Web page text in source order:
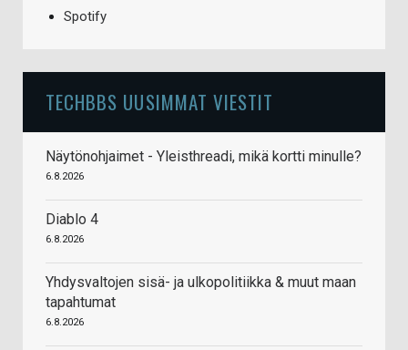
Spotify
TECHBBS UUSIMMAT VIESTIT
Näytönohjaimet - Yleisthreadi, mikä kortti minulle?
6.8.2026
Diablo 4
6.8.2026
Yhdysvaltojen sisä- ja ulkopolitiikka & muut maan
tapahtumat
6.8.2026